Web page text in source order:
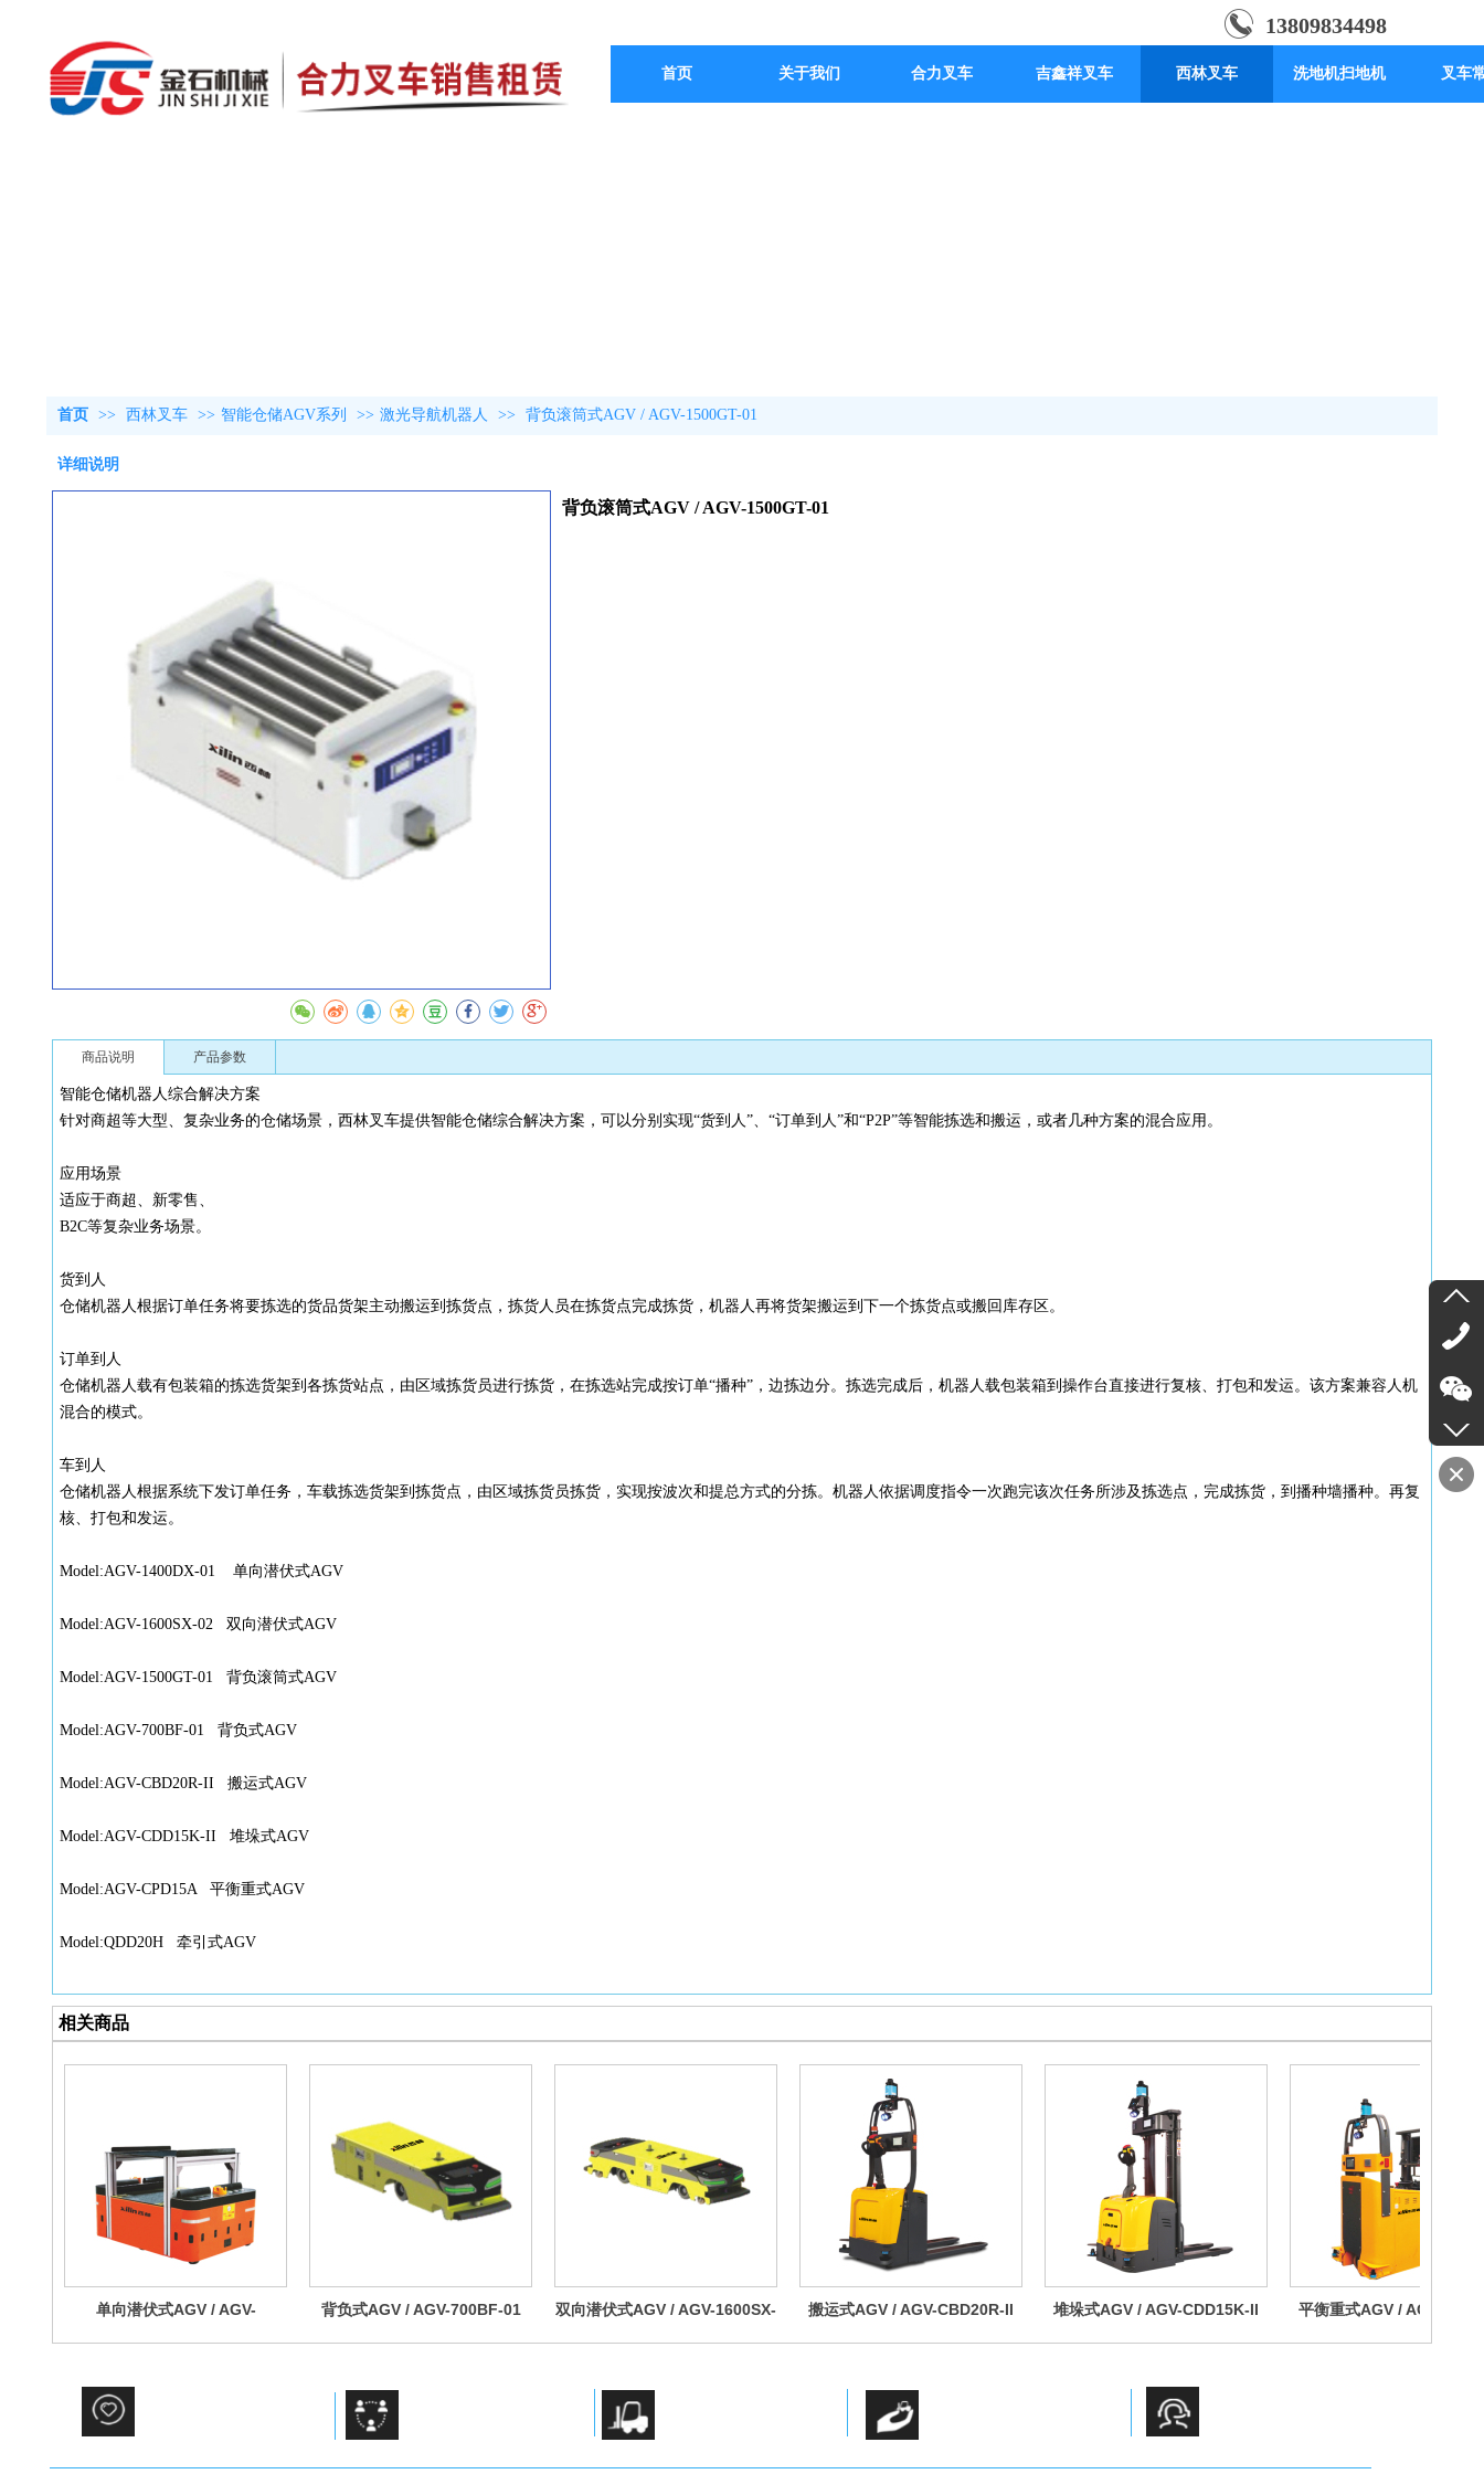
13809834498
首页 关于我们 合力叉车 吉鑫祥叉车 西林叉车 洗地机扫地机 叉车
首页 >> 西林叉车 >> 智能仓储AGV系列 >> 激光导航机器人 >> 背负滚筒式AGV / AGV-1500GT-01
详细说明
背负滚筒式AGV / AGV-1500GT-01
商品说明 产品参数
智能仓储机器人综合解决方案
针对商超等大型、复杂业务的仓储场景，西林叉车提供智能仓储综合解决方案，可以分别实现“货到人”、“订单到人”和“P2P”等智能拣选和搬运，或者几种方案的混合应用。
应用场景
适应于商超、新零售、
B2C等复杂业务场景。
货到人
仓储机器人根据订单任务将要拣选的货品货架主动搬运到拣货点，拣货人员在拣货点完成拣货，机器人再将货架搬运到下一个拣货点或搬回库存区。
订单到人
仓储机器人载有包装箱的拣选货架到各拣货站点，由区域拣货员进行拣货，在拣选站完成按订单“播种”，边拣边分。拣选完成后，机器人载包装箱到操作台直接进行复核、打包和发运。该方案兼容人机
混合的模式。
车到人
仓储机器人根据系统下发订单任务，车载拣选货架到拣货点，由区域拣货员拣货，实现按波次和提总方式的分拣。机器人依据调度指令一次跑完该次任务所涉及拣选点，完成拣货，到播种墙播种。再复
核、打包和发运。
Model:AGV-1400DX-01 单向潜伏式AGV
Model:AGV-1600SX-02 双向潜伏式AGV
Model:AGV-1500GT-01 背负滚筒式AGV
Model:AGV-700BF-01 背负式AGV
Model:AGV-CBD20R-II 搬运式AGV
Model:AGV-CDD15K-II 堆垛式AGV
Model:AGV-CPD15A 平衡重式AGV
Model:QDD20H 牵引式AGV
相关商品
单向潜伏式AGV / AGV-
背负式AGV / AGV-700BF-01
双向潜伏式AGV / AGV-1600SX-
搬运式AGV / AGV-CBD20R-II 堆垛式AGV / AGV-CDD15K-II 平衡重式AGV / AGV-